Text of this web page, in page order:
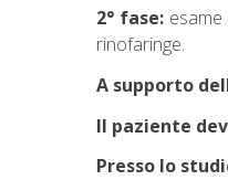
2° fase:esame
rinofaringe.
A supporto
Il paziente
Presso lo